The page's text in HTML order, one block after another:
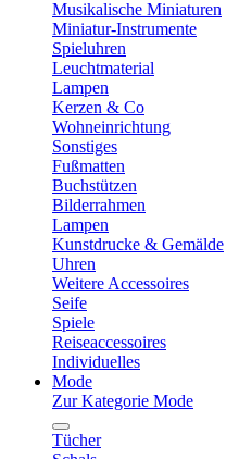
Musikalische Miniaturen
Miniatur-Instrumente
Spieluhren
Leuchtmaterial
Lampen
Kerzen & Co
Wohneinrichtung
Sonstiges
Fußmatten
Buchstützen
Bilderrahmen
Lampen
Kunstdrucke & Gemälde
Uhren
Weitere Accessoires
Seife
Spiele
Reiseaccessoires
Individuelles
Mode
Zur Kategorie Mode
Tücher